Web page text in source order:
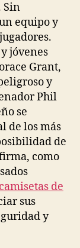
Sin
equipo y
jóvenes
Grant,
y
Phil
se
de los más
de
como
camisetas de
sus
y